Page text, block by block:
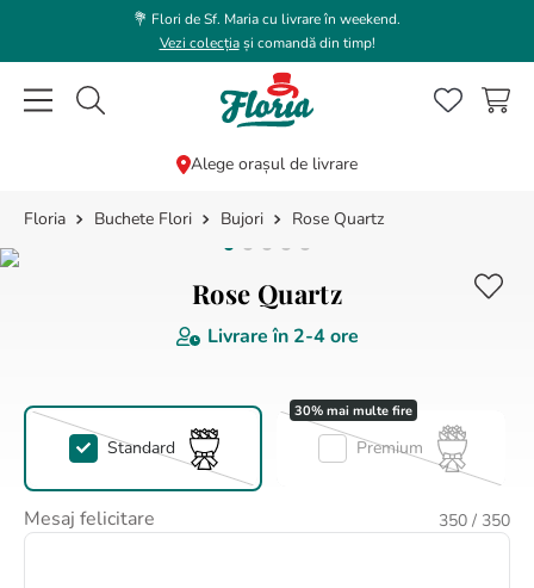
💐 Flori de Sf. Maria cu livrare în weekend.
Vezi colecțiași comandă din timp!
Caută flori, plante, cadouri...
Alege orașul de livrare
Buchete Flori Bujori Rose Quartz
Rose Quartz
Livrare în 2-4 ore
Standard Premium
Mesaj felicitare 350 / 350
CĂUTĂRI POPULARE
hortensie
buchet trandafiri
7 .
trandafiri albi